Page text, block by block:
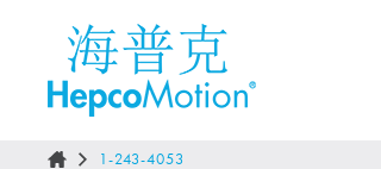
1-243-4053